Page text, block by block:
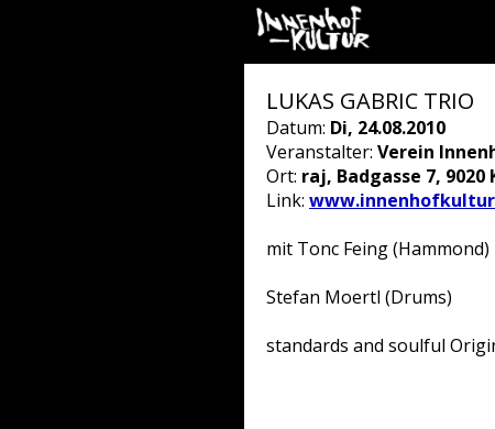
LUKAS GABRIC TRIO
Datum: Di, 24.08.2010
Veranstalter: Verein
Ort: raj, Badgasse 7,
Link:
mit Tonc Feing (Hammond)
Stefan Moertl (Drums)
standards and soulful